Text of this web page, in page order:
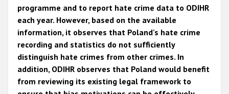
programme and to report hate crime data to ODIHR
each year. However, based on the available
information, it observes that Poland's hate crime
recording and statistics do not sufficiently
distinguish hate crimes from other crimes. In
addition, ODIHR observes that Poland would benefit
from reviewing its existing legal framework to